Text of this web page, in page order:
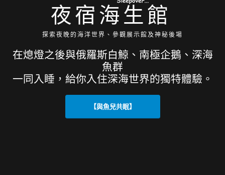
夜宿海生館
探索夜晚的海洋世界、參觀展示館及神秘後場
在熄燈之後與俄羅斯白鯨、南極企鵝、深海
魚群
一同入睡，給你入住深海世界的獨特體驗。
【與魚兒共眠】